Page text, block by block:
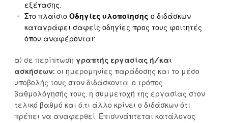
εξέτασης.
Στο πλαίσιο Οδηγίες υλοποίησης ο διδάσκων
καταγράφει σαφείς οδηγίες προς τους φοιτητές
όπου αναφέρονται:
α) σε περίπτωση γραπτής εργασίας ή/και
ασκήσεων: οι ημερομηνίες παράδοσης και το μέσο
υποβολής τους στον διδάσκοντα, ο τρόπος
βαθμολόγησής τους, η συμμετοχή της εργασίας στον
τελικό βαθμό και ό,τι άλλο κρίνει ο διδάσκων ότι
πρέπει να αναφερθεί. Επισυνάπτεται κατάλογος